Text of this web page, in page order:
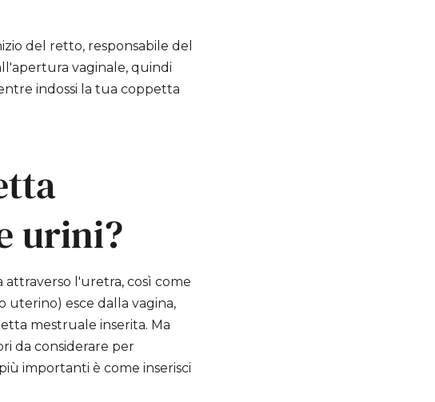
del retto, responsabile del
vaginale, quindi
indossi la tua coppetta
urini?
attraverso l'uretra, così come
uterino) esce dalla vagina,
mestruale inserita. Ma
da considerare per
importanti è come inserisci